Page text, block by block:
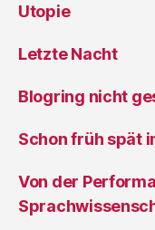
Utopie
Letzte Nacht
Blogring nicht
Schon früh spät
Von der